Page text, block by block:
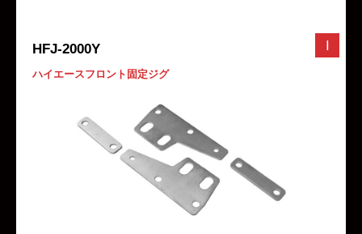
HFJ-2000Y
ハイエースフロント固定ジグ